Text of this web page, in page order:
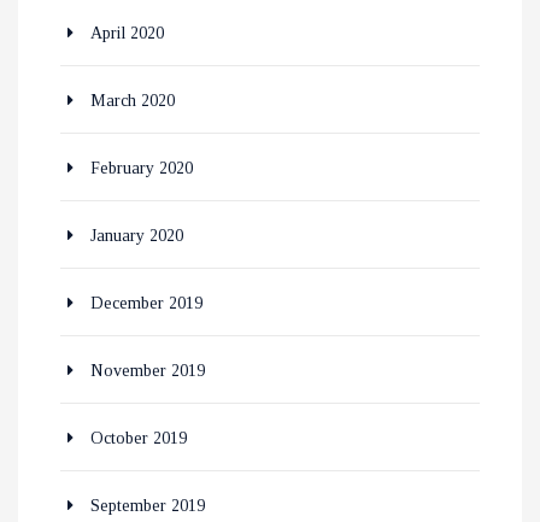
April 2020
March 2020
February 2020
January 2020
December 2019
November 2019
October 2019
September 2019